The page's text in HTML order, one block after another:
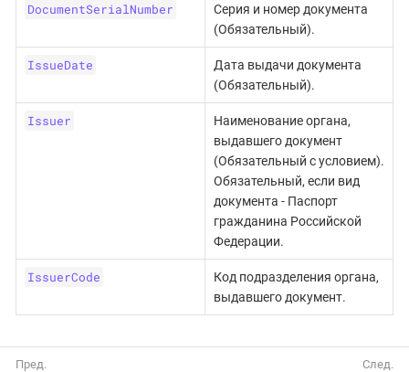
DocumentSerialNumber
Серия и номер документа
(Обязательный).
IssueDate
Дата выдачи документа
(Обязательный).
Issuer
Наименование органа,
выдавшего документ
(Обязательный с условием).
Обязательный, если вид
документа - Паспорт
гражданина Российской
Федерации.
IssuerCode
Код подразделения органа,
выдавшего документ.